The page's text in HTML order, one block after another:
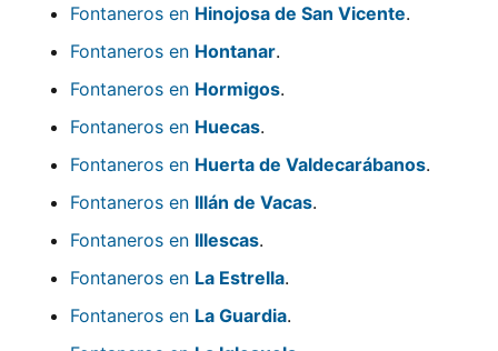
Fontaneros en Hinojosa de San Vicente.
Fontaneros en Hontanar.
Fontaneros en Hormigos.
Fontaneros en Huecas.
Fontaneros en Huerta de Valdecarábanos.
Fontaneros en Illán de Vacas.
Fontaneros en Illescas.
Fontaneros en La Estrella.
Fontaneros en La Guardia.